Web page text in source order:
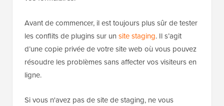
Avant de commencer, il est toujours plus sûr de tester
les conflits de plugins sur un site staging. Il s’agit
d’une copie privée de votre site web où vous pouvez
résoudre les problèmes sans affecter vos visiteurs en
ligne.
Si vous n'avez pas de site de staging, ne vous